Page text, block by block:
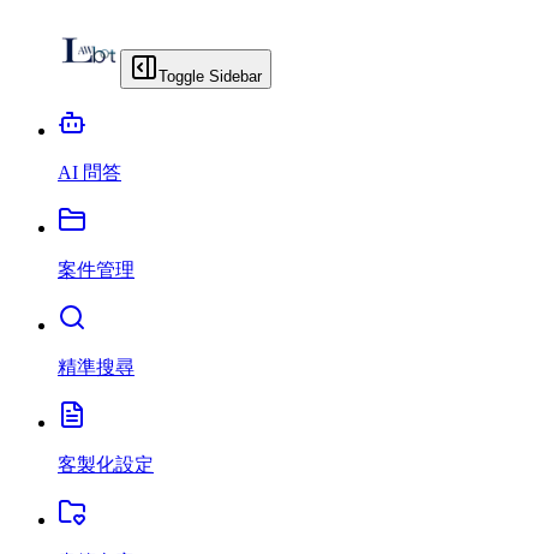
Toggle Sidebar
AI 問答
案件管理
精準搜尋
客製化設定